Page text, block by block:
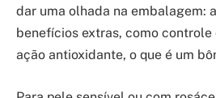
dar uma olhada na embalagem:
benefícios extras, como controle
ação antioxidante, o que é um